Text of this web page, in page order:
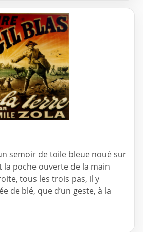
semoir de toile bleue noué sur
la poche ouverte de la main
tous les trois pas, il y
de blé, que d’un geste, à la